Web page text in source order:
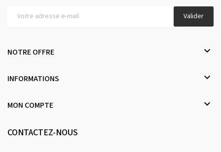
Valider
NOTRE OFFRE 
INFORMATIONS 
MON COMPTE 
CONTACTEZ-NOUS